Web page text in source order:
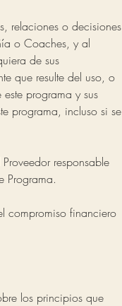
relaciones o decisiones
o Coaches, y al
de sus
que resulte del uso, o
programa y sus
programa, incluso si se
responsable
Programa.
compromiso financiero
los principios que